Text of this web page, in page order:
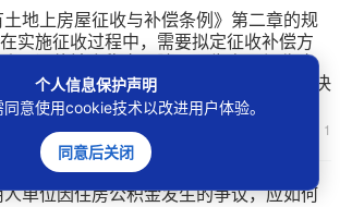
地上房屋征收与补偿条例》第二章的规
实施征收过程中，需要拟定征收补偿方
，评估社会稳定风险，公告房屋征收决
偿方案、社会稳定风险评估、房屋征收决
讼，如何处理？
1
单位因住房公积金发生的争议，应如何
个人信息保护声明
意使用cookie技术以改进用户体验。
同意后关闭